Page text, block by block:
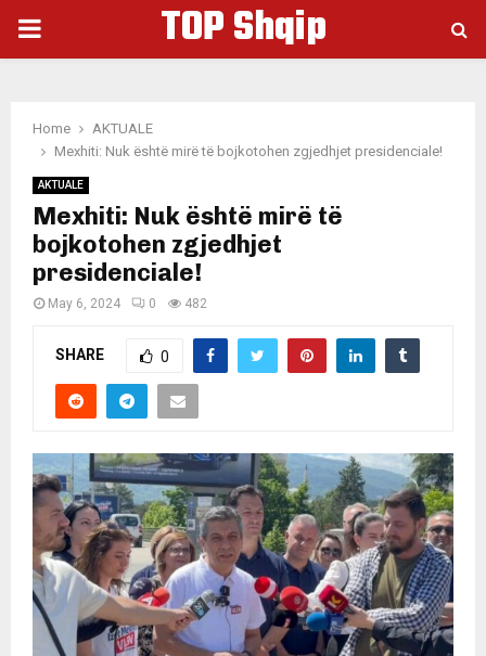
PRIMARY
TOP Shqip
Home
AKTUALE
Mexhiti: Nuk është mirë të bojkotohen zgjedhjet presidenciale!
AKTUALE
Mexhiti: Nuk është mirë të
bojkotohen zgjedhjet
presidenciale!
May 6, 2024 0 482
SHARE 0